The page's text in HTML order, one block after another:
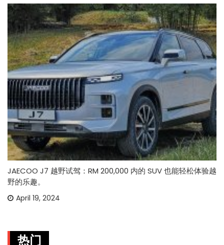
JAECOO J7 越野试驾：RM 200,000 内的 SUV 也能轻松体验越
野的乐趣。
April 19, 2024
热门